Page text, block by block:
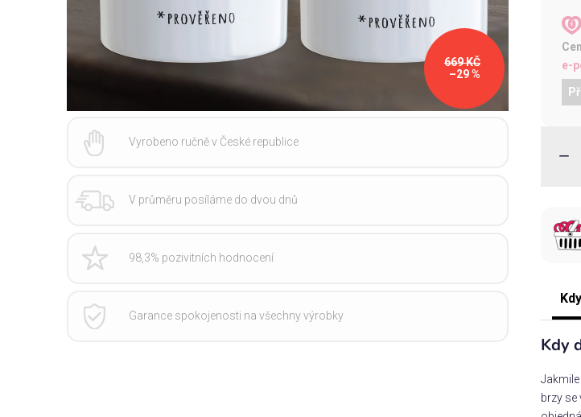
e-
Kdy
brzy se
669 KČ
–29 %
Vyrobeno ručně v České republice
V průměru posíláme do dvou dnů
98,3% pozivitních hodnocení
Garance spokojenosti na všechny výrobky